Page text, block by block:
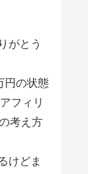
がとう
円の状態
フィリ
考え方
けどま